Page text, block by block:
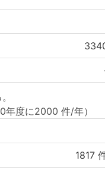
年度に2000 件/年）
1817